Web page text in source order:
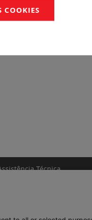
Técnica
COOKIES